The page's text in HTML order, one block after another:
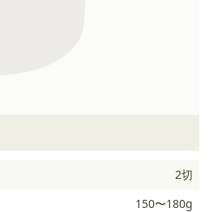
2切
150〜180g